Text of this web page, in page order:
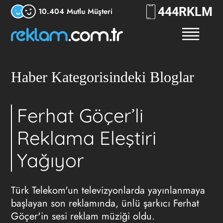
10.404 Mutlu Müşteri 444RKLM
Haber Kategorisindeki Bloglar
Ferhat Göçer’li
Reklama Eleştiri
Yağıyor
Türk Telekom'un televizyonlarda yayınlanmaya
başlayan son reklamında, ünlü şarkıcı Ferhat
Göçer'in sesi reklam müziği oldu.